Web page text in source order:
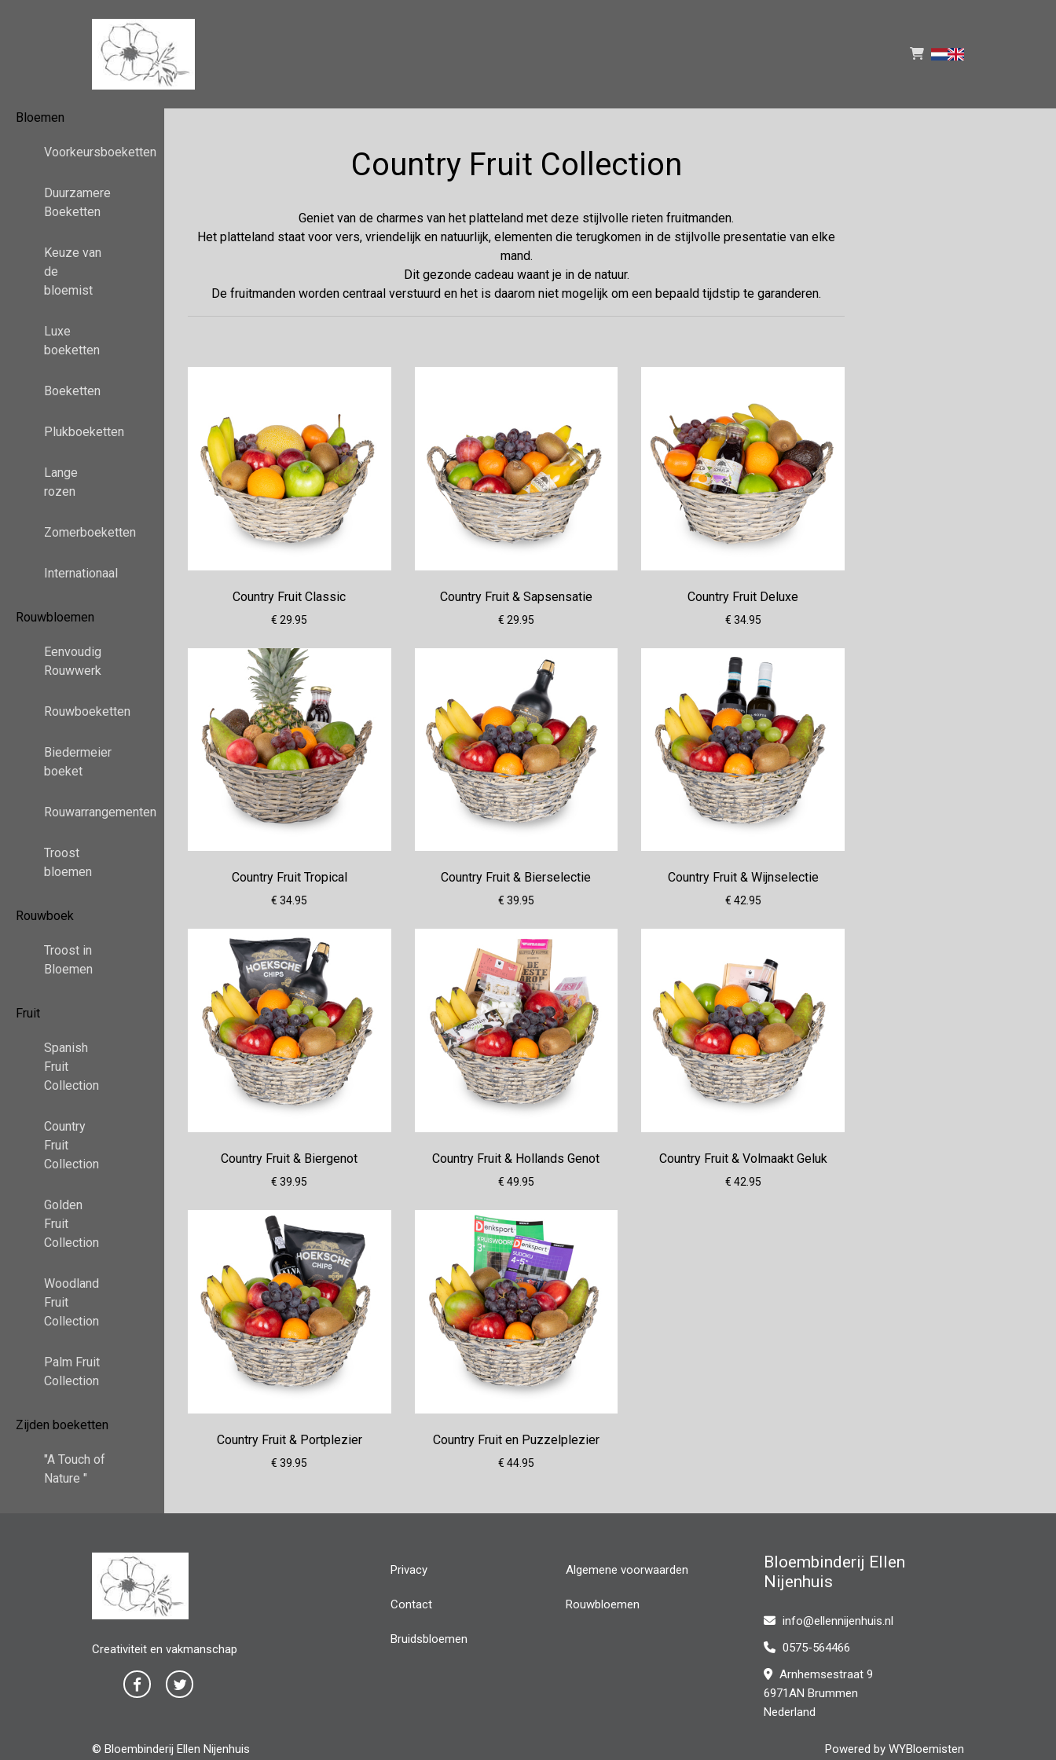
Bloemen
Voorkeursboeketten
Duurzamere
Boeketten
Keuze van
de
bloemist
Luxe
boeketten
Boeketten
Plukboeketten
Lange
rozen
Zomerboeketten
Internationaal
Rouwbloemen
Eenvoudig
Rouwwerk
Rouwboeketten
Biedermeier
boeket
Rouwarrangementen
Troost
bloemen
Rouwboek
Troost in
Bloemen
Fruit
Spanish
Fruit
Collection
Country
Fruit
Collection
Golden
Fruit
Collection
Woodland
Fruit
Collection
Palm Fruit
Collection
Zijden boeketten
"A Touch of
Nature "
Country Fruit Collection
Geniet van de charmes van het platteland met deze stijlvolle rieten fruitmanden.
Het platteland staat voor vers, vriendelijk en natuurlijk, elementen die terugkomen in de stijlvolle presentatie van elke
mand.
Dit gezonde cadeau waant je in de natuur.
De fruitmanden worden centraal verstuurd en het is daarom niet mogelijk om een bepaald tijdstip te garanderen.
Country Fruit Classic
€ 29.95
Country Fruit & Sapsensatie
€ 29.95
Country Fruit Deluxe
€ 34.95
Country Fruit Tropical
€ 34.95
Country Fruit & Bierselectie
€ 39.95
Country Fruit & Wijnselectie
€ 42.95
Country Fruit & Biergenot
€ 39.95
Country Fruit & Hollands Genot
€ 49.95
Country Fruit & Volmaakt Geluk
€ 42.95
Country Fruit & Portplezier
€ 39.95
Country Fruit en Puzzelplezier
€ 44.95
Creativiteit en vakmanschap
Privacy Algemene voorwaarden
Contact Rouwbloemen
Bruidsbloemen
Bloembinderij Ellen
Nijenhuis
info@ellennijenhuis.nl
0575-564466
Arnhemsestraat 9
6971AN Brummen
Nederland
© Bloembinderij Ellen Nijenhuis Powered by WYBloemisten